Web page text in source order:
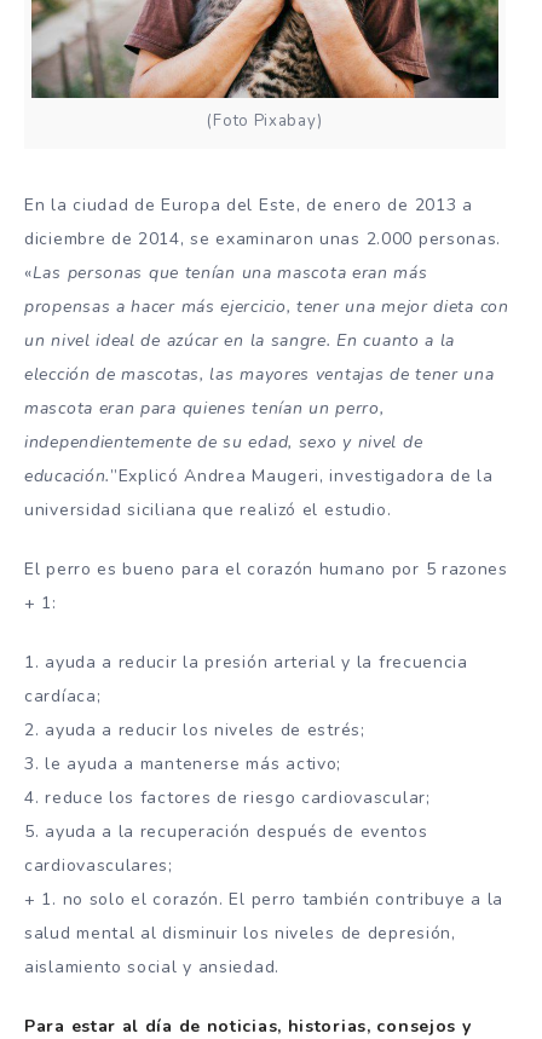
(Foto Pixabay)
En la ciudad de Europa del Este, de enero de 2013 a
diciembre de 2014, se examinaron unas 2.000 personas.
«Las personas que tenían una mascota eran más
propensas a hacer más ejercicio, tener una mejor dieta con
un nivel ideal de azúcar en la sangre. En cuanto a la
elección de mascotas, las mayores ventajas de tener una
mascota eran para quienes tenían un perro,
independientemente de su edad, sexo y nivel de
educación.”Explicó Andrea Maugeri, investigadora de la
universidad siciliana que realizó el estudio.
El perro es bueno para el corazón humano por 5 razones
+ 1:
1. ayuda a reducir la presión arterial y la frecuencia
cardíaca;
2. ayuda a reducir los niveles de estrés;
3. le ayuda a mantenerse más activo;
4. reduce los factores de riesgo cardiovascular;
5. ayuda a la recuperación después de eventos
cardiovasculares;
+ 1. no solo el corazón. El perro también contribuye a la
salud mental al disminuir los niveles de depresión,
aislamiento social y ansiedad.
Para estar al día de noticias, historias, consejos y